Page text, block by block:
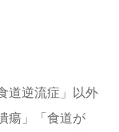
道逆流症」以外
瘍」「食道が